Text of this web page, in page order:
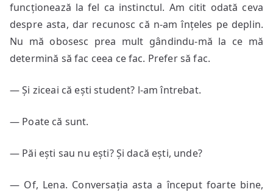
funcționează la fel ca instinctul. Am citit odată ceva
despre asta, dar recunosc că n-am înțeles pe deplin.
Nu mă obosesc prea mult gândindu-mă la ce mă
determină să fac ceea ce fac. Prefer să fac.
— Și ziceai că ești student? l-am întrebat.
— Poate că sunt.
— Păi ești sau nu ești? Și dacă ești, unde?
— Of, Lena. Conversația asta a început foarte bine,